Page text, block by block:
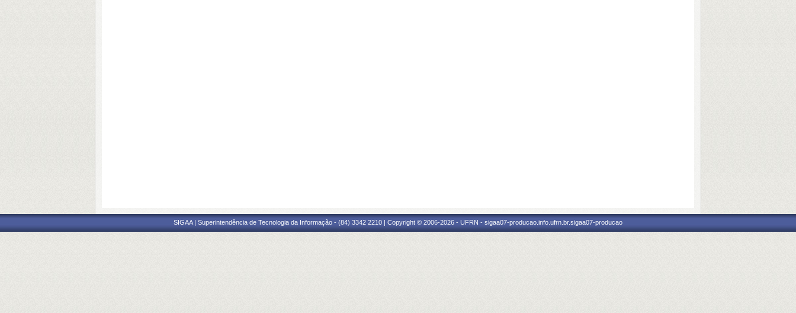
SIGAA | Superintendência de Tecnologia da Informação - (84) 3342 2210 | Copyright © 2006-2026 - UFRN - sigaa07-producao.info.ufrn.br.sigaa07-producao